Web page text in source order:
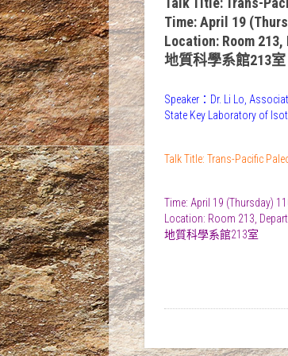
Time: April 19
Location: Room
地質科學系館213室
Speaker：Dr. Li Lo,
State Key Laboratory of
Talk Title: Trans-Pacific
Time: April 19 (Thursday)
Location: Room 213,
地質科學系館213室